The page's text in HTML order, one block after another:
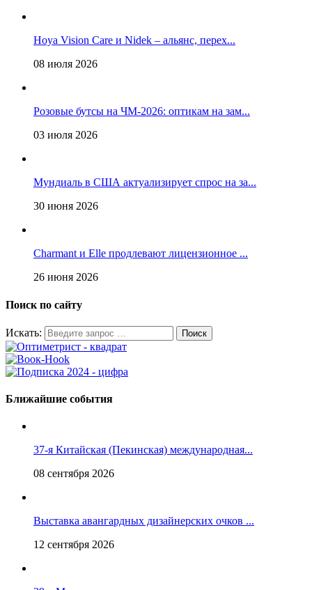
Hoya Vision Care и Nidek – альянс, перех...
08 июля 2026
Розовые бутсы на ЧМ-2026: оптикам на зам...
03 июля 2026
Мундиаль в США актуализирует спрос на за...
30 июня 2026
Charmant и Elle продлевают лицензионное ...
26 июня 2026
Поиск по сайту
Искать:
Ближайшие события
37-я Китайская (Пекинская) международная...
08 сентября 2026
Выставка авангардных дизайнерских очков ...
12 сентября 2026